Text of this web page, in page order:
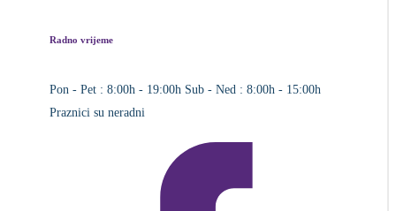
Radno vrijeme
Pon - Pet : 8:00h - 19:00h Sub - Ned : 8:00h - 15:00h
Praznici su neradni